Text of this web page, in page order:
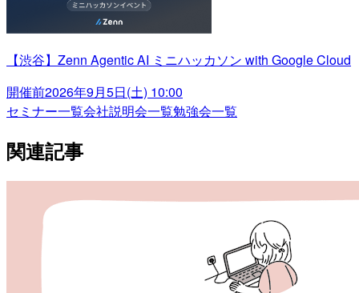
【渋谷】Zenn Agentic AI ミニハッカソン with Google Cloud
開催前2026年9月5日(土) 10:00
セミナー一覧会社説明会一覧勉強会一覧
関連記事